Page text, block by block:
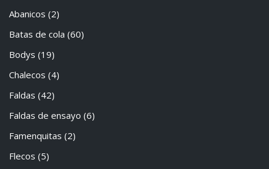
Abanicos (2)
Batas de cola (60)
Bodys (19)
Chalecos (4)
Faldas (42)
Faldas de ensayo (6)
Famenquitas (2)
Flecos (5)